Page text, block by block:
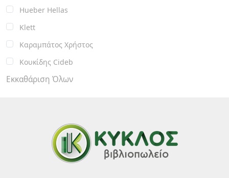
Hueber Hellas
Klett
Καραμπάτος Χρήστος
Κουκίδης Cideb
Εκκαθάριση Όλων